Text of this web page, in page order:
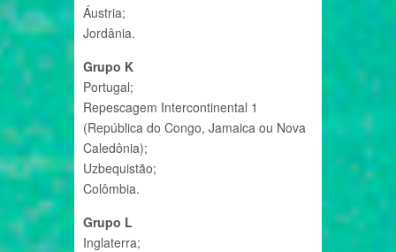
Áustria;
Jordânia.
Grupo K
Portugal;
Repescagem Intercontinental 1
(República do Congo, Jamaica ou Nova
Caledônia);
Uzbequistão;
Colômbia.
Grupo L
Inglaterra;